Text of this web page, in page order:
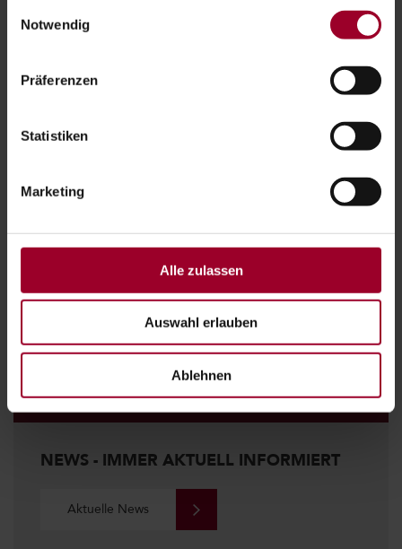
Impressum
Notwendig
Präferenzen
Statistiken
Marketing
Alle zulassen
Auswahl erlauben
Ablehnen
NEWS - IMMER AKTUELL INFORMIERT
Aktuelle News